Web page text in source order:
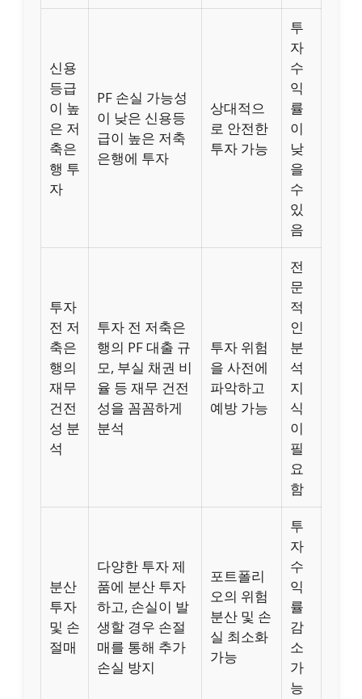
신용
등급
이 높
은 저
축은
행 투
자
PF 손실 가능성
이 낮은 신용등
급이 높은 저축
은행에 투자
상대적으
로 안전한
투자 가능
투
자
수
익
률
이
낮
을
수
있
음
투자
전 저
축은
행의
재무
건전
성 분
석
투자 전 저축은
행의 PF 대출 규
모, 부실 채권 비
율 등 재무 건전
성을 꼼꼼하게
분석
투자 위험
을 사전에
파악하고
예방 가능
전
문
적
인
분
석
지
식
이
필
요
함
분산
투자
및 손
절매
다양한 투자 제
품에 분산 투자
하고, 손실이 발
생할 경우 손절
매를 통해 추가
손실 방지
포트폴리
오의 위험
분산 및 손
실 최소화
가능
투
자
수
익
률
감
소
가
능